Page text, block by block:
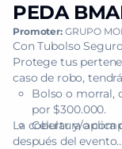
ULTIMA
PEDA
BMANGA
GRUPO
FIRME]
Tuboleta.com
-
LA
ULTIMA
PEDA
BMANGA
GRUPO
FIRME
PEDA
Promoter: GRUPO
Con Tubolso
Protege tus
caso de robo,
Bolso o morral,
por $300.000.
Celular y/o
La cobertura aplica
después del evento.